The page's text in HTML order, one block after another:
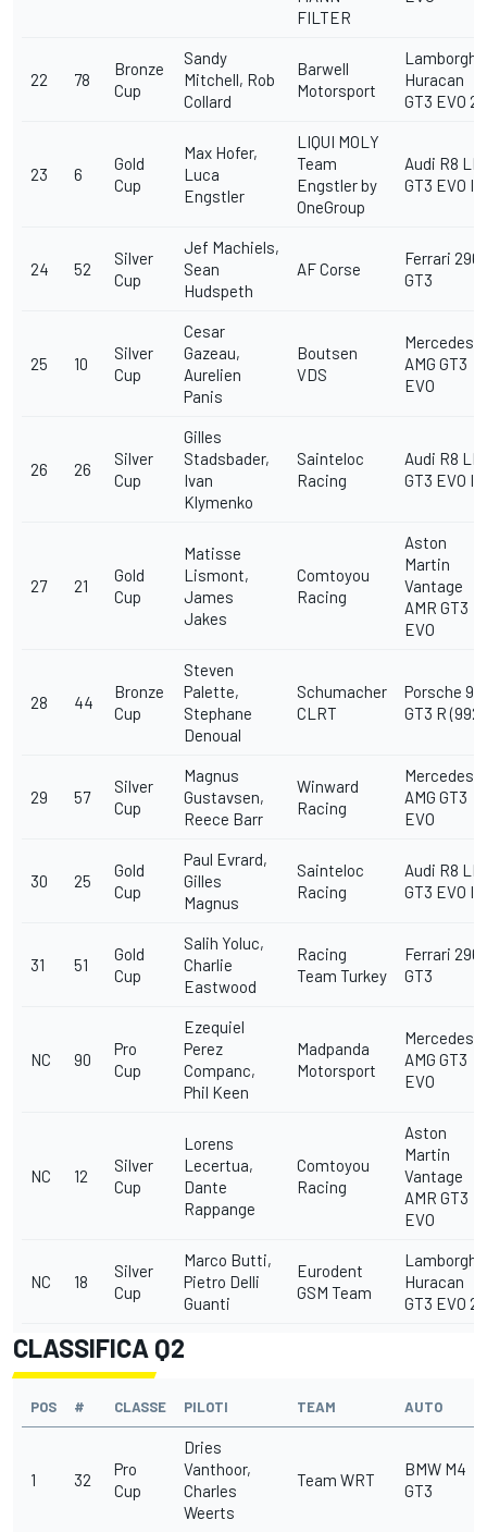
FILTER
22 78
Bronze
Cup
Sandy
Mitchell, Rob
Collard
Barwell
Motorsport
Huracan
GT3 EVO 2
23 6
Gold
Cup
Max Hofer,
Luca
Engstler
LIQUI MOLY
Team
Engstler by
OneGroup
Audi R8
GT3 EVO II
24 52
Silver
Cup
Jef Machiels,
Sean
Hudspeth
AF Corse
Ferrari 296
GT3
25 10
Silver
Cup
Cesar
Gazeau,
Aurelien
Panis
Boutsen
VDS
Mercedes-
AMG GT3
EVO
26 26
Silver
Cup
Gilles
Stadsbader,
Ivan
Klymenko
Sainteloc
Racing
Audi R8
GT3 EVO II
27 21
Gold
Cup
Matisse
Lismont,
James
Jakes
Comtoyou
Racing
Aston
Martin
Vantage
AMR GT3
EVO
28 44
Bronze
Cup
Steven
Palette,
Stephane
Denoual
Schumacher
CLRT
Porsche 911
GT3 R (992)
29 57
Silver
Cup
Magnus
Gustavsen,
Reece Barr
Winward
Racing
Mercedes-
AMG GT3
EVO
30 25
Gold
Cup
Paul Evrard,
Gilles
Magnus
Sainteloc
Racing
Audi R8
GT3 EVO II
31 51
Gold
Cup
Salih Yoluc,
Charlie
Eastwood
Racing
Team Turkey
Ferrari 296
GT3
NC 90
Pro
Cup
Ezequiel
Perez
Companc,
Phil Keen
Madpanda
Motorsport
Mercedes-
AMG GT3
EVO
NC 12
Silver
Cup
Lorens
Lecertua,
Dante
Rappange
Comtoyou
Racing
Aston
Martin
Vantage
AMR GT3
EVO
NC 18
Silver
Cup
Marco Butti,
Pietro Delli
Guanti
Eurodent
GSM Team
Huracan
GT3 EVO 2
CLASSIFICA Q2
POS # CLASSE PILOTI TEAM AUTO
1 32
Pro
Cup
Dries
Vanthoor,
Charles
Weerts
Team WRT
BMW M4
GT3